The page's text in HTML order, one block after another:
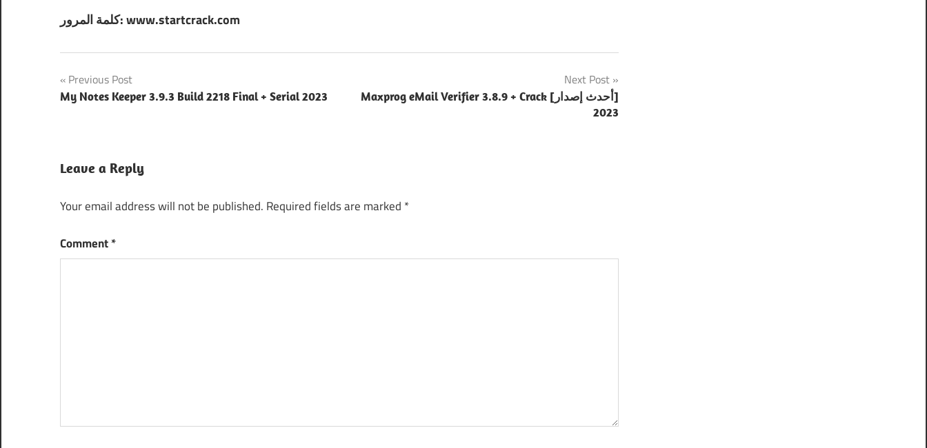
كلمة المرور: www.startcrack.com
Post
navigation
Previous Post
My Notes Keeper 3.9.3 Build 2218 Final + Serial 2023
Next Post
Maxprog eMail Verifier 3.8.9 + Crack [أحدث إصدار]
2023
Leave a Reply
Your email address will not be published. Required fields are marked *
Comment*